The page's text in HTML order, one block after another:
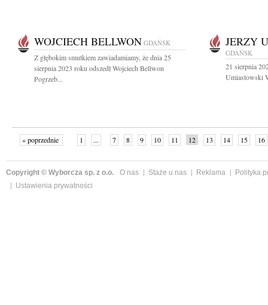
WOJCIECH BELLWON GDAŃSK
Z głębokim smutkiem zawiadamiamy, że dnia 25
sierpnia 2023 roku odszedł Wojciech Bellwon
Pogrzeb...
JERZY
GDAŃSK
21 sierpnia
Umiastowski
« poprzednie 1 ... 7 8 9 10 11 12 13 14 15 16
Copyright © Wyborcza sp. z o.o. O nas Staże u nas Reklama
Polityka
Ustawienia prywatności